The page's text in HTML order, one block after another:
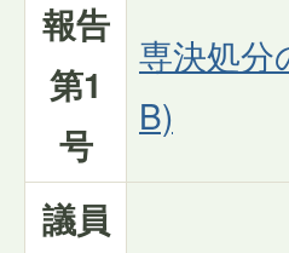
報告
第1
号
専決処
B)
議員